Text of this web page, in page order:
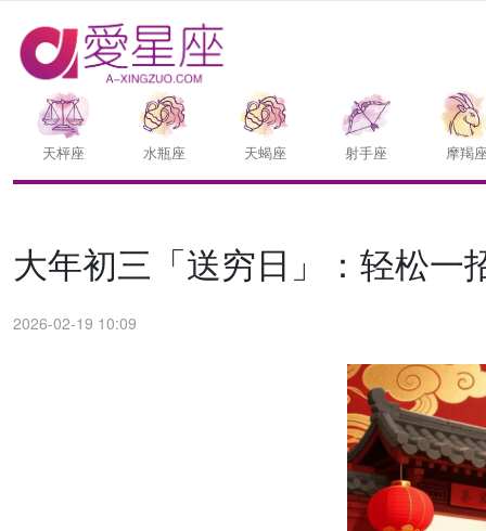
天枰座 水瓶座 天蝎座 射手座 摩羯
大年初三「送穷日」：轻松一
2026-02-19 10:09